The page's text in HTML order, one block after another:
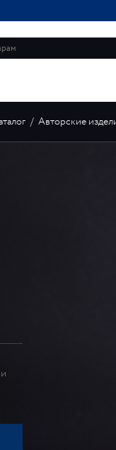
/ Авторские